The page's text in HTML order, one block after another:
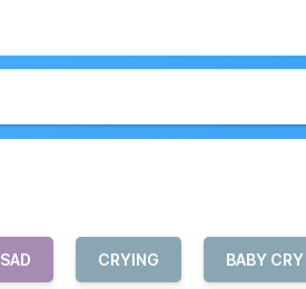
SAD CRYING BABY CRY